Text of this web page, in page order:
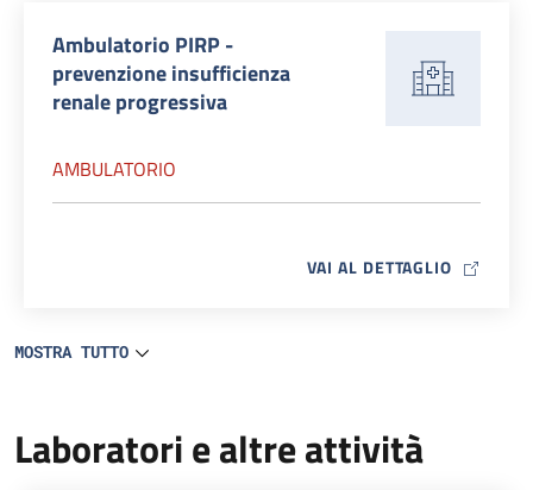
Ambulatorio PIRP -
prevenzione insufficienza
renale progressiva
AMBULATORIO
VAI AL DETTAGLIO MAP ICON
MOSTRA TUTTO
Laboratori e altre attività